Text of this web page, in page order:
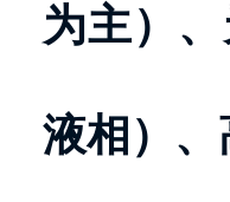
为主）
液相）